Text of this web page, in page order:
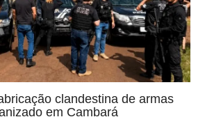
clandestina de armas
em Cambará